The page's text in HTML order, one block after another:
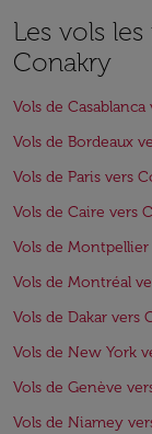
Les vols
Conakry
Vols de
Vols de Bordeaux
Vols de Paris vers
Vols de Caire vers
Vols de
Vols de Montréal
Vols de Dakar vers
Vols de New York
Vols de Genève
Vols de Niamey